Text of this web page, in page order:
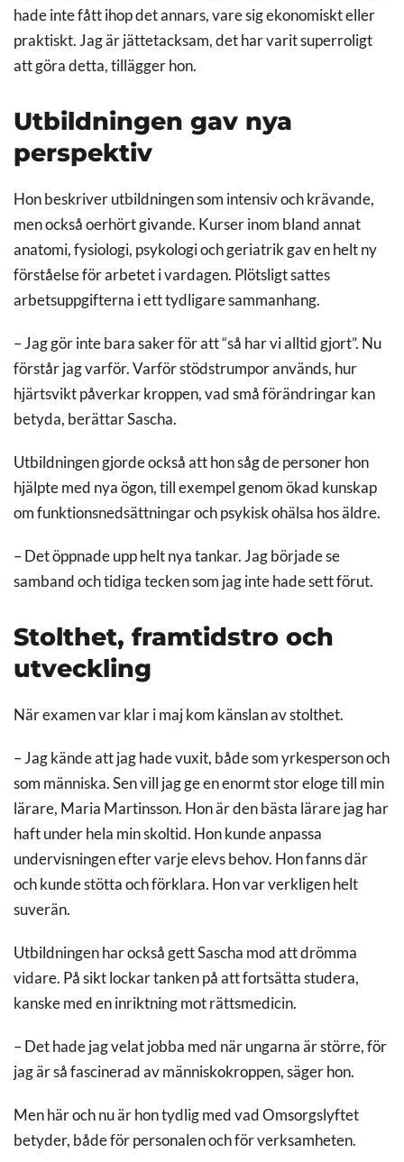
hade inte fått ihop det annars, vare sig ekonomiskt eller
praktiskt. Jag är jättetacksam, det har varit superroligt
att göra detta, tillägger hon.
Utbildningen gav nya
perspektiv
Hon beskriver utbildningen som intensiv och krävande,
men också oerhört givande. Kurser inom bland annat
anatomi, fysiologi, psykologi och geriatrik gav en helt ny
förståelse för arbetet i vardagen. Plötsligt sattes
arbetsuppgifterna i ett tydligare sammanhang.
– Jag gör inte bara saker för att “så har vi alltid gjort”. Nu
förstår jag varför. Varför stödstrumpor används, hur
hjärtsvikt påverkar kroppen, vad små förändringar kan
betyda, berättar Sascha.
Utbildningen gjorde också att hon såg de personer hon
hjälpte med nya ögon, till exempel genom ökad kunskap
om funktionsnedsättningar och psykisk ohälsa hos äldre.
– Det öppnade upp helt nya tankar. Jag började se
samband och tidiga tecken som jag inte hade sett förut.
Stolthet, framtidstro och
utveckling
När examen var klar i maj kom känslan av stolthet.
– Jag kände att jag hade vuxit, både som yrkesperson och
som människa. Sen vill jag ge en enormt stor eloge till min
lärare, Maria Martinsson. Hon är den bästa lärare jag har
haft under hela min skoltid. Hon kunde anpassa
undervisningen efter varje elevs behov. Hon fanns där
och kunde stötta och förklara. Hon var verkligen helt
suverän.
Utbildningen har också gett Sascha mod att drömma
vidare. På sikt lockar tanken på att fortsätta studera,
kanske med en inriktning mot rättsmedicin.
– Det hade jag velat jobba med när ungarna är större, för
jag är så fascinerad av människokroppen, säger hon.
Men här och nu är hon tydlig med vad Omsorgslyftet
betyder, både för personalen och för verksamheten.